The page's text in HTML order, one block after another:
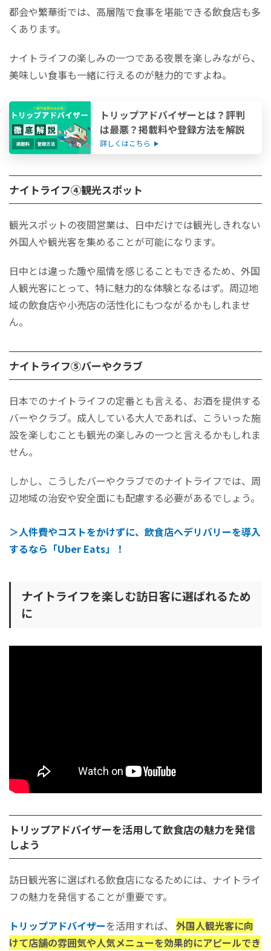
都会や繁華街では、高層階で食事を堪能できる飲食店も多
くあります。
ナイトライフの楽しみの一つである夜景を楽しみながら、
美味しい食事も一緒に行えるのが魅力的ですよね。
トリップアドバイザーとは？評判
は最悪？掲載料や登録方法を解説
詳しくはこちら
ナイトライフ④観光スポット
観光スポットの夜間営業は、日中だけでは観光しきれない
外国人や観光客を集めることが可能になります。
日中とは違った趣や風情を感じることもできるため、外国
人観光客にとって、特に魅力的な体験となるはず。周辺地
域の飲食店や小売店の活性化にもつながるかもしれませ
ん。
ナイトライフ⑤バーやクラブ
日本でのナイトライフの定番とも言える、お酒を提供する
バーやクラブ。成人している大人であれば、こういった施
設を楽しむことも観光の楽しみの一つと言えるかもしれま
せん。
しかし、こうしたバーやクラブでのナイトライフでは、周
辺地域の治安や安全面にも配慮する必要があるでし ょう。
＞人件費やコストをかけずに、飲食店へデリバリーを導入
するなら「Uber Eats」！
ナイトライフを楽しむ訪日客に選ばれるため
に
トリップアドバイザーを活用して飲食店の魅力を発信
しよう
訪日観光客に選ばれる飲食店になるためには、ナイトライ
フの魅力を発信することが重要です。
トリップアドバイザーを活用すれば、 外国人観光客に向
けて店舗の雰囲気や人気メニューを効果的にアピールでき